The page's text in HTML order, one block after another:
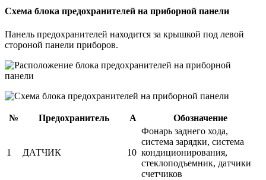
Схема блока предохранителей на приборной панели
Панель предохранителей находится за крышкой под левой
стороной панели приборов.
№ Предохранитель А Обозначение
1 ДАТЧИК 10
Фонарь заднего хода,
система зарядки, система
кондиционирования,
стеклоподъемник, датчики
счетчиков